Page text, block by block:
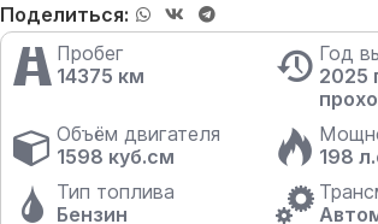
Поделиться:
Пробег
14375 км
Год
2025
Объём двигателя
1598 куб.см
198
Тип топлива
Бензин